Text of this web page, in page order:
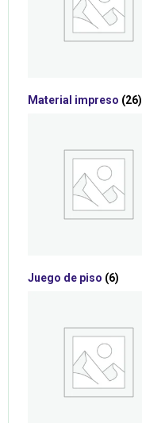
Material impreso (26)
Juego de piso (6)